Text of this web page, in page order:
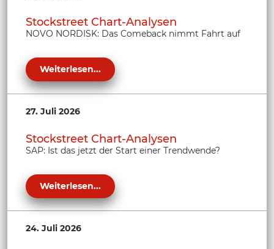
Stockstreet Chart-Analysen
NOVO NORDISK: Das Comeback nimmt Fahrt auf
Weiterlesen...
27. Juli 2026
Stockstreet Chart-Analysen
SAP: Ist das jetzt der Start einer Trendwende?
Weiterlesen...
24. Juli 2026